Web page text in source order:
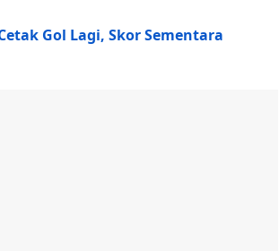
Gol Lagi, Skor Sementara